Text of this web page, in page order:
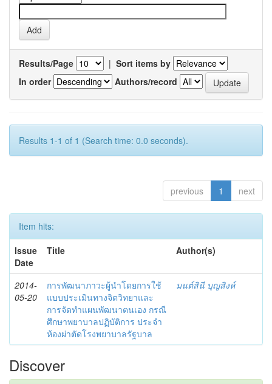
Results/Page | Sort items by
In order
Authors/record
Results 1-1 of 1 (Search time: 0.0 seconds).
previous 1 next
Item hits:
Issue
Date
Title Author(s)
2014-
05-20
การพัฒนาภาวะผู้นำโดยการใช้
แบบประเมินทางจิตวิทยาและ
การจัดทำแผนพัฒนาตนเอง กรณี
ศึกษาพยาบาลปฏิบัติการ ประจำ
ห้องผ่าตัดโรงพยาบาลรัฐบาล
มนต์สินี บุญสิงห์
Discover